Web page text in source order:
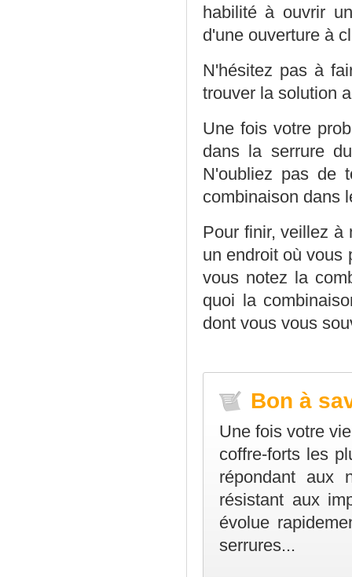
habilité à ouvrir
d'une ouverture à
N'hésitez pas à
trouver la solution
Une fois votre
dans la serrure
N'oubliez pas de
combinaison dans
Pour finir, veillez à
un endroit où vous
vous notez la
quoi la
dont vous vous
Bon à
Une fois votre
coffre-forts les
répondant aux
résistant aux
évolue
serrures...